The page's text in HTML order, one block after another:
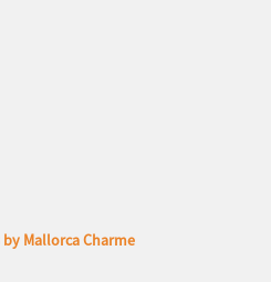
by Mallorca Charme